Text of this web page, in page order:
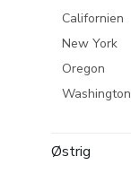
Californien
New York
Oregon
Washington
Østrig